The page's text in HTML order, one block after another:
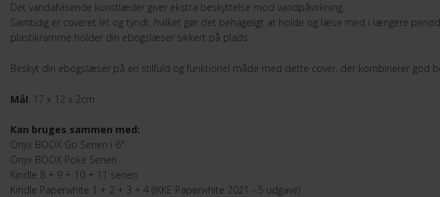
Det vandafvisende kunstlæder giver ekstra beskyttelse mod vandpåvirkning.
Samtidig er coveret let og tyndt, hvilket gør det behageligt at holde og læse med i længere
plastikramme holder din ebogslæser sikkert på plads.
Beskyt din ebogslæser på en stilfuld og funktionel måde med dette cover, der kombinerer god
Mål: 17 x 12 x 2cm
Kan bruges sammen med:
Onyx BOOX Go Serien i 6"
Onyx BOOX Poke Serien
Kindle 8 + 9 + 10 + 11 serien
Kindle Paperwhite 1 + 2 + 3 + 4 (IKKE Paperwhite 2021 - 5 udgave)